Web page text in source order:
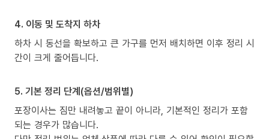
4. 이동 및 도착지 하차
하차 시 동선을 확보하고 큰 가구를 먼저 배치하면 이후 정리 시
간이 크게 줄어듭니다.
5. 기본 정리 단계(옵션/범위별)
포장이사는 짐만 내려놓고 끝이 아니라, 기본적인 정리가 포함
되는 경우가 많습니다.